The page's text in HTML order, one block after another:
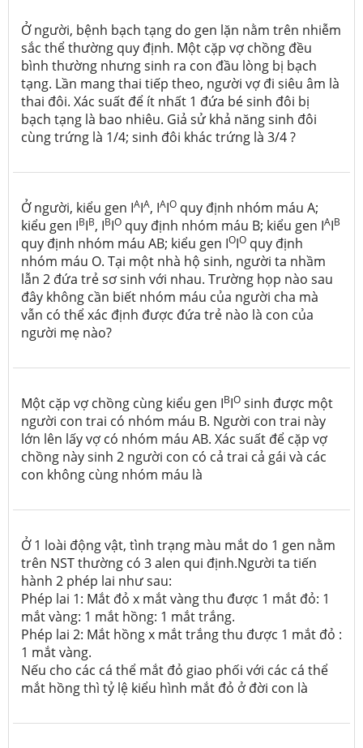
Ở người, bệnh bạch tạng do gen lặn nằm trên nhiễm
sắc thể thường quy định. Một cặp vợ chồng đều
bình thường nhưng sinh ra con đầu lòng bị bạch
tạng. Lần mang thai tiếp theo, người vợ đi siêu âm là
thai đôi. Xác suất để ít nhất 1 đứa bé sinh đôi bị
bạch tạng là bao nhiêu. Giả sử khả năng sinh đôi
cùng trứng là 1/4; sinh đôi khác trứng là 3/4 ?
Ở người, kiểu gen IAIA, IAIO quy định nhóm máu A;
kiểu gen IBIB, IBIO quy định nhóm máu B; kiểu gen IAIB
quy định nhóm máu AB; kiểu gen IOIO quy định
nhóm máu O. Tại một nhà hộ sinh, người ta nhầm
lẫn 2 đứa trẻ sơ sinh với nhau. Trường họp nào sau
đây không cần biết nhóm máu của người cha mà
vẫn có thể xác định được đứa trẻ nào là con của
người mẹ nào?
Một cặp vợ chồng cùng kiểu gen IBIO sinh được một
người con trai có nhóm máu B. Người con trai này
lớn lên lấy vợ có nhóm máu AB. Xác suất để cặp vợ
chồng này sinh 2 người con có cả trai cả gái và các
con không cùng nhóm máu là
Ở 1 loài động vật, tình trạng màu mắt do 1 gen nằm
trên NST thường có 3 alen qui định.Người ta tiến
hành 2 phép lai như sau:
Phép lai 1: Mắt đỏ x mắt vàng thu được 1 mắt đỏ: 1
mắt vàng: 1 mắt hồng: 1 mắt trắng.
Phép lai 2: Mắt hồng x mắt trắng thu được 1 mắt đỏ :
1 mắt vàng.
Nếu cho các cá thể mắt đỏ giao phối với các cá thể
mắt hồng thì tỷ lệ kiểu hình mắt đỏ ở đời con là